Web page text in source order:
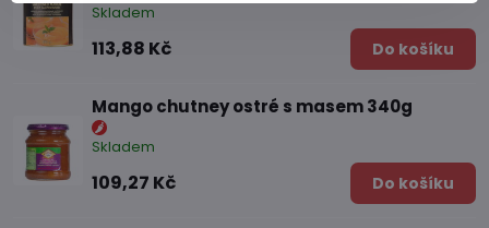
Skladem
113,88 Kč Do košíku
Mango chutney ostré s masem 340g
Skladem
109,27 Kč Do košíku